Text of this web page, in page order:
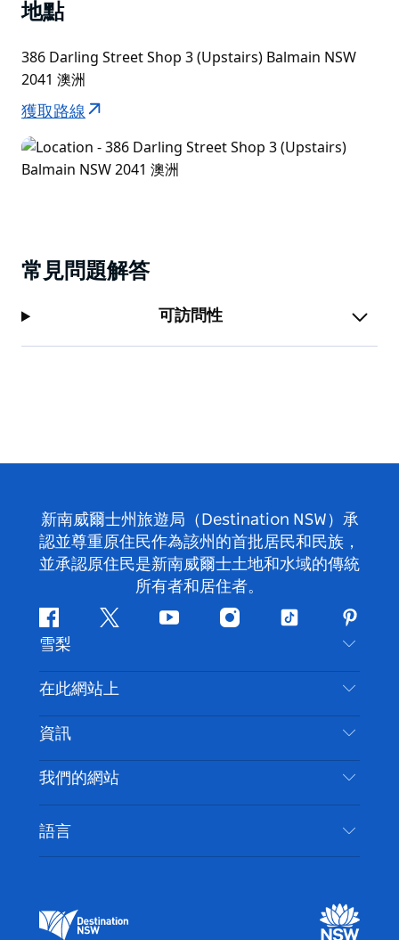
地點
386 Darling Street Shop 3 (Upstairs) Balmain NSW
2041 澳洲
獲取路線
常見問題解答
可訪問性
新南威爾士州旅遊局（Destination NSW）承
認並尊重原住民作為該州的首批居民和民族，
並承認原住民是新南威爾士土地和水域的傳統
所有者和居住者。
Facebook嘰
喳
喳
Youtube Instagram
抖
雪梨
聯絡我們
免責聲明
隱私
Cookie 通知
在此網站上
目的地
要做的事情
新南威爾士州公路旅行
活動
住宿
資訊
旅行資訊
無障礙雪梨
列出您的業務
我們的網站
語言